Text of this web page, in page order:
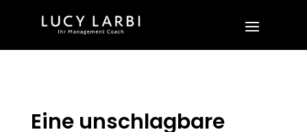
Eine unschlagbare